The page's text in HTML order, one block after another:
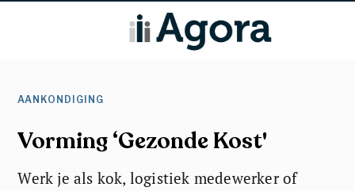
AANKONDIGING
Vorming ‘Gezonde Kost'
Werk je als kok, logistiek medewerker of